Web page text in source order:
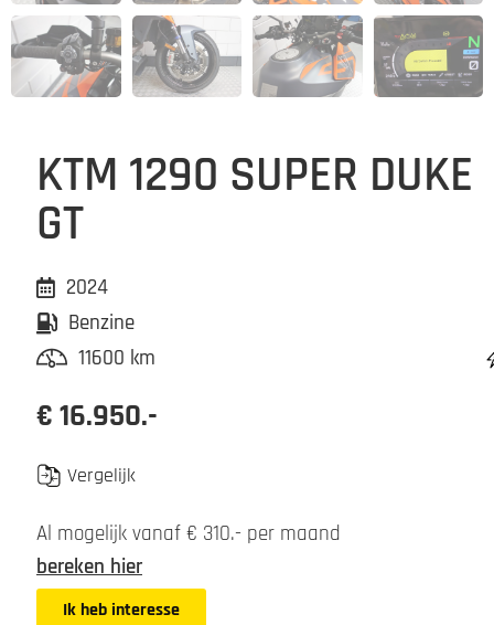
KTM 1290 SUPER DUKE
GT
2024
Benzine
11600 km
€ 16.950.-
Vergelijk
Al mogelijk vanaf € 310.- per maand
bereken hier
Ik heb interesse